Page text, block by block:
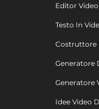
Editor
Testo In
Costruttore
Generatore
Generatore
Idee Video